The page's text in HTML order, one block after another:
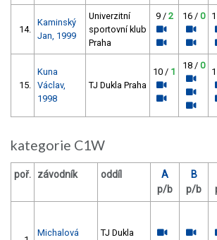
14.
Kaminský
Jan, 1999
Univerzitní
sportovní klub
Praha
9 / 2 16 / 0
15.
Kuna
Václav,
1998
TJ Dukla Praha
10 / 1
18 / 0
kategorie C1W
poř. závodník oddíl
A
p/b
B
p/b
Michalová TJ Dukla